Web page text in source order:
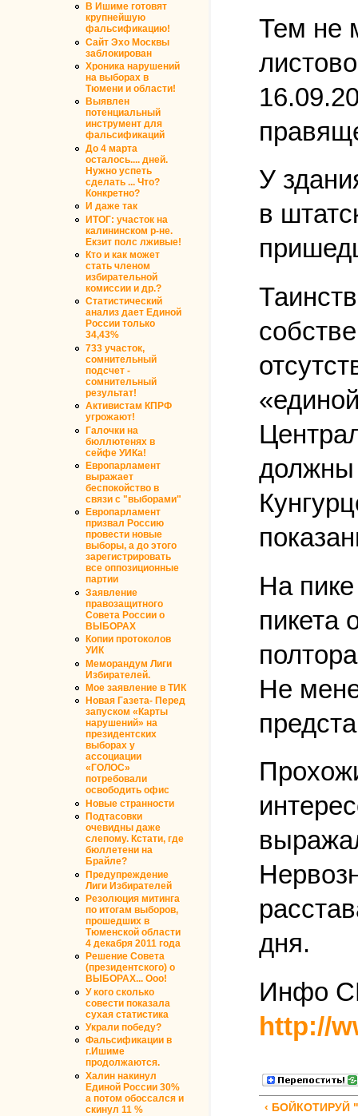
В Ишиме готовят
крупнейшую
фальсификацию!
Сайт Эхо Москвы
заблокирован
Хроника нарушений
на выборах в
Тюмени и области!
Выявлен
потенциальный
инструмент для
фальсификаций
До 4 марта
осталось.... дней.
Нужно успеть
сделать ... Что?
Конкретно?
И даже так
ИТОГ: участок на
калининском р-не.
Екзит полс лживые!
Кто и как может
стать членом
избирательной
комиссии и др.?
Статистический
анализ дает Единой
России только
34,43%
733 участок,
сомнительный
подсчет -
сомнительный
результат!
Активистам КПРФ
угрожают!
Галочки на
бюллютенях в
сейфе УИКа!
Европарламент
выражает
беспокойство в
связи с "выборами"
Европарламент
призвал Россию
провести новые
выборы, а до этого
зарегистрировать
все оппозиционные
партии
Заявление
правозащитного
Совета России о
ВЫБОРАХ
Копии протоколов
УИК
Меморандум Лиги
Избирателей.
Мое заявление в ТИК
Новая Газета- Перед
запуском «Карты
нарушений» на
президентских
выборах у
ассоциации
«ГОЛОС»
потребовали
освободить офис
Новые странности
Подтасовки
очевидны даже
слепому. Кстати, где
бюллетени на
Брайле?
Предупреждение
Лиги Избирателей
Резолюция митинга
по итогам выборов,
прошедших в
Тюменской области
4 декабря 2011 года
Решение Совета
(президентского) о
ВЫБОРАХ... Ооо!
У кого сколько
совести показала
сухая статистика
Украли победу?
Фальсификации в
г.Ишиме
продолжаются.
Халин накинул
Единой России 30%
а потом обоссался и
скинул 11 %
Тем не
У
в
должны
На
пикета
Не
дня.
Инфо
http://
‹